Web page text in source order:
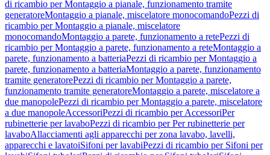
di ricambio per Montaggio a pianale, funzionamento tramite
generatoreMontaggio a pianale, miscelatore monocomandoPezzi di
ricambio per Montaggio a pianale, miscelatore
monocomandoMontaggio a parete, funzionamento a retePezzi di
ricambio per Montaggio a parete, funzionamento a reteMontaggio a
parete, funzionamento a batteriaPezzi di ricambio per Montaggio a
parete, funzionamento a batteriaMontaggio a parete, funzionamento
tramite generatorePezzi di ricambio per Montaggio a parete,
funzionamento tramite generatoreMontaggio a parete, miscelatore a
due manopolePezzi di ricambio per Montaggio a parete, miscelatore
a due manopoleAccessoriPezzi di ricambio per AccessoriPer
rubinetterie per lavaboPezzi di ricambio per Per rubinetterie per
lavaboAllacciamenti agli apparecchi per zona lavabo, lavelli,
apparecchi e lavatoiSifoni per lavabiPezzi di ricambio per Sifoni per